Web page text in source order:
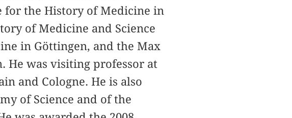
for the History of Medicine in
of Medicine and Science
in Göttingen, and the Max
He was visiting professor at
and Cologne. He is also
of Science and of the